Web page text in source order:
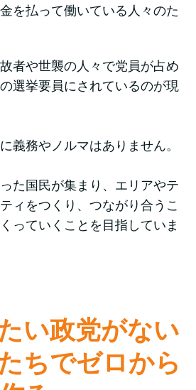
を払って働いている人々のた
者や世襲の人々で党員が占め
選挙要員にされているのが現
義務やノルマはありません。
た国民が集まり、エリアやテ
ィをつくり、つながり合うこ
っていくことを目指していま
い政党がない
ちでゼロから